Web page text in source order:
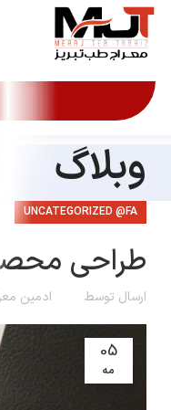
وبلاگ
UNCATEGORIZED @FA
طراحی
ارسال توسط ادمین
05
مه